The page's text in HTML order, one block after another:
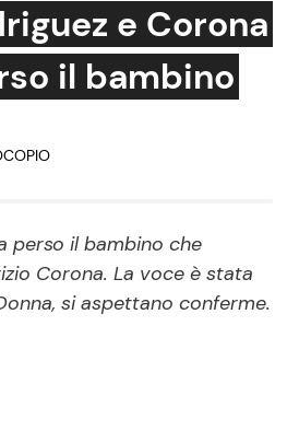
Gossip e TV
Bellezze VIP
Fiction e Serie TV
Programmi TV
e Corona
il bambino
perso il bambino che
Corona. La voce è stata
si aspettano conferme.